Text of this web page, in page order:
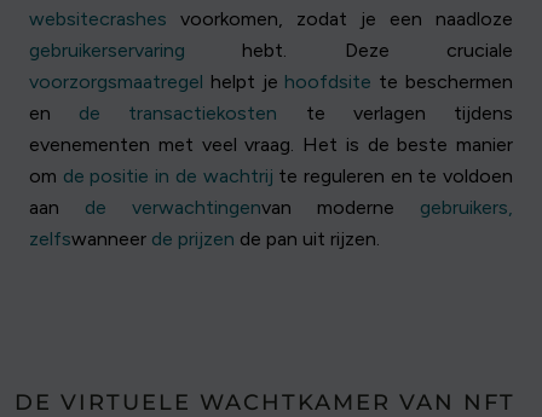
websitecrashes voorkomen, zodat je een naadloze
gebruikerservaring hebt. Deze cruciale
voorzorgsmaatregel helpt je hoofdsite te beschermen
en de transactiekosten te verlagen tijdens
evenementen met veel vraag. Het is de beste manier
om de positie in de wachtrij te reguleren en te voldoen
aan de verwachtingenvan moderne gebruikers,
zelfswanneer de prijzen de pan uit rijzen.
DE VIRTUELE WACHTKAMER VAN NFT